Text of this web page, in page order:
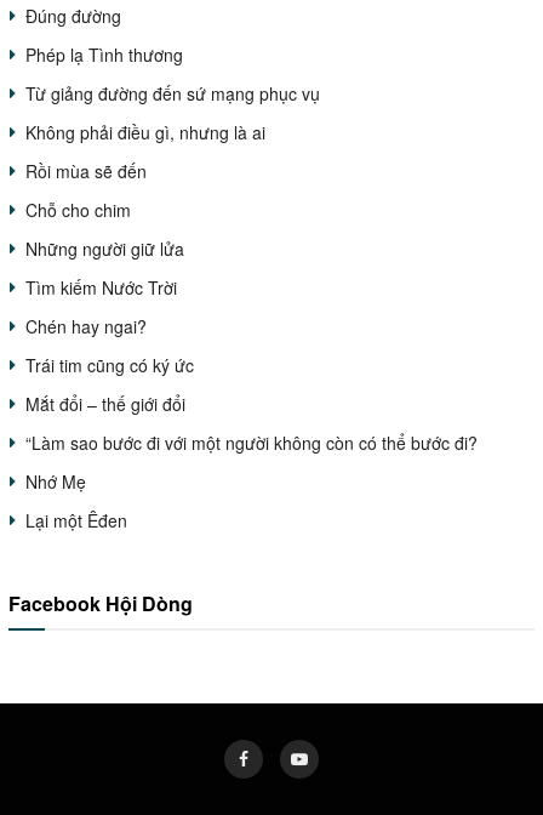
Đúng đường
Phép lạ Tình thương
Từ giảng đường đến sứ mạng phục vụ
Không phải điều gì, nhưng là ai
Rồi mùa sẽ đến
Chỗ cho chim
Những người giữ lửa
Tìm kiếm Nước Trời
Chén hay ngai?
Trái tim cũng có ký ức
Mắt đổi – thế giới đổi
“Làm sao bước đi với một người không còn có thể bước đi?
Nhớ Mẹ
Lại một Êđen
Facebook Hội Dòng